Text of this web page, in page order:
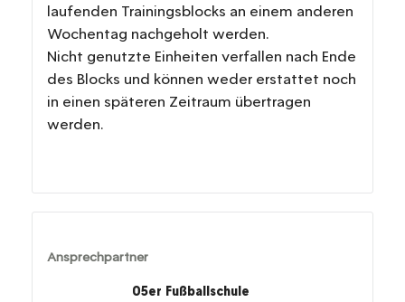
laufenden Trainingsblocks an einem anderen
Wochentag nachgeholt werden.
Nicht genutzte Einheiten verfallen nach Ende
des Blocks und können weder erstattet noch
in einen späteren Zeitraum übertragen
werden.
Ansprechpartner
05er Fußballschule